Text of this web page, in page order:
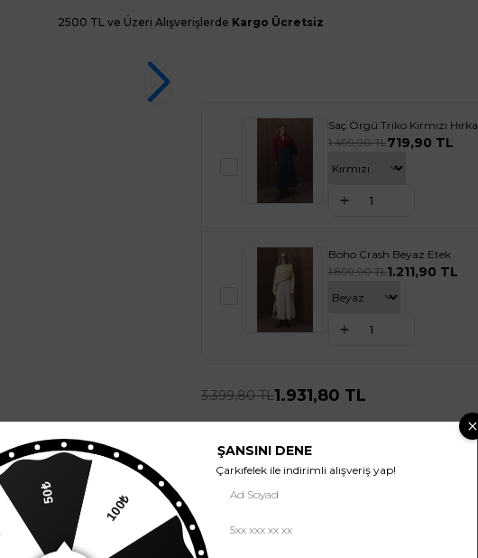
2500 TL ve Üzeri Alışverişlerde Kargo Ücretsiz
Saç Örgü Triko Kırmızı Hırka
1.499,90TL719,90 TL
Boho Crash Beyaz Etek
1.899,90TL1.211,90 TL
3.399,80TL1.931,80 TL
E-Bültene abone ol, yeniliklerden ilk sen haberdar ol.
50₺
100₺
ŞANSINI DENE
Çarkıfelek ile indirimli alışveriş yap!